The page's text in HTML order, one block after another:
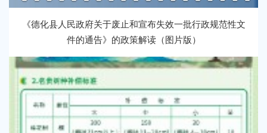
《德化县人民政府关于废止和宣布失效一批行政规范性文
件的通告》的政策解读（图片版）